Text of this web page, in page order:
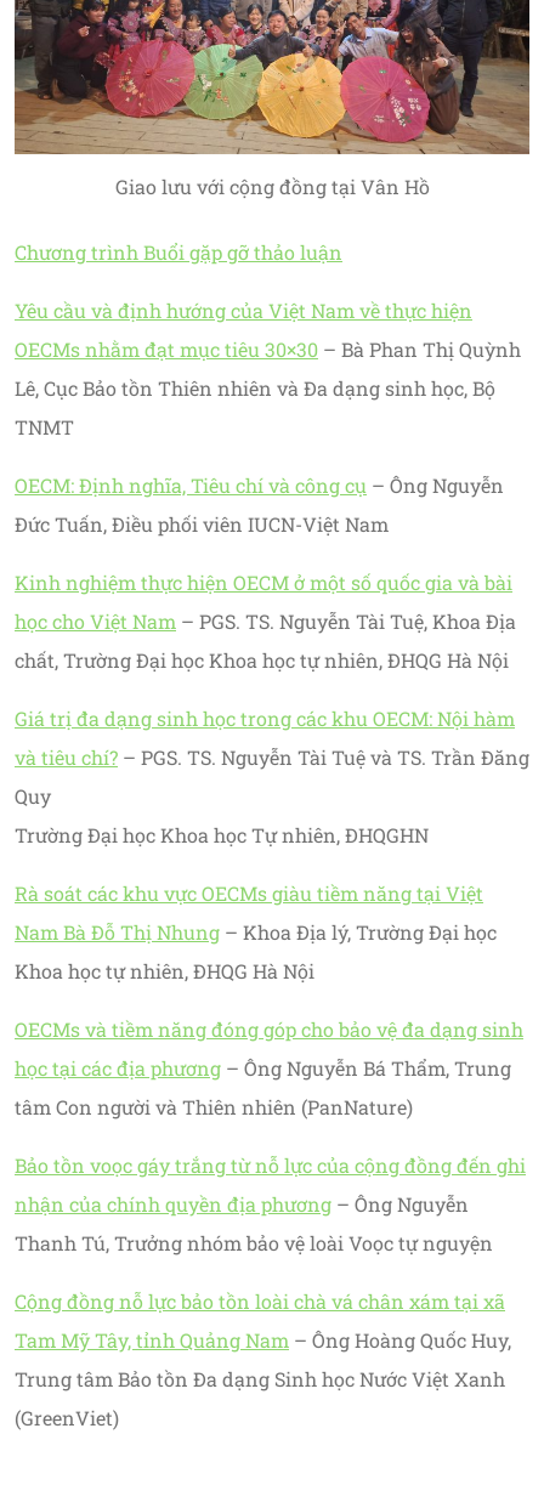
Giao lưu với cộng đồng tại Vân Hồ
Chương trình Buổi gặp gỡ thảo luận
Yêu cầu và định hướng của Việt Nam về thực hiện
OECMs nhằm đạt mục tiêu 30×30 – Bà Phan Thị Quỳnh
Lê, Cục Bảo tồn Thiên nhiên và Đa dạng sinh học, Bộ
TNMT
OECM: Định nghĩa, Tiêu chí và công cụ – Ông Nguyễn
Đức Tuấn, Điều phối viên IUCN-Việt Nam
Kinh nghiệm thực hiện OECM ở một số quốc gia và bài
học cho Việt Nam – PGS. TS. Nguyễn Tài Tuệ, Khoa Địa
chất, Trường Đại học Khoa học tự nhiên, ĐHQG Hà Nội
Giá trị đa dạng sinh học trong các khu OECM: Nội hàm
và tiêu chí? – PGS. TS. Nguyễn Tài Tuệ và TS. Trần Đăng
Quy
Trường Đại học Khoa học Tự nhiên, ĐHQGHN
Rà soát các khu vực OECMs giàu tiềm năng tại Việt
Nam Bà Đỗ Thị Nhung – Khoa Địa lý, Trường Đại học
Khoa học tự nhiên, ĐHQG Hà Nội
OECMs và tiềm năng đóng góp cho bảo vệ đa dạng sinh
học tại các địa phương – Ông Nguyễn Bá Thẩm, Trung
tâm Con người và Thiên nhiên (PanNature)
Bảo tồn voọc gáy trắng từ nỗ lực của cộng đồng đến ghi
nhận của chính quyền địa phương – Ông Nguyễn
Thanh Tú, Trưởng nhóm bảo vệ loài Voọc tự nguyện
Cộng đồng nỗ lực bảo tồn loài chà vá chân xám tại xã
Tam Mỹ Tây, tỉnh Quảng Nam – Ông Hoàng Quốc Huy,
Trung tâm Bảo tồn Đa dạng Sinh học Nước Việt Xanh
(GreenViet)